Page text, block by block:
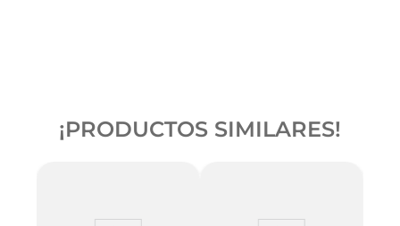
¡PRODUCTOS SIMILARES!